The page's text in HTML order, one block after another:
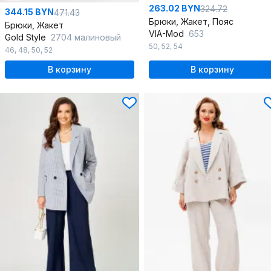
344.15 BYN471.43
Брюки, Жакет
Gold Style 2704 малиновый
46, 48, 50, 52
В корзину
263.02 BYN324.72
Брюки, Жакет, Пояс
VIA-Mod 653
50, 52, 54
В корзину